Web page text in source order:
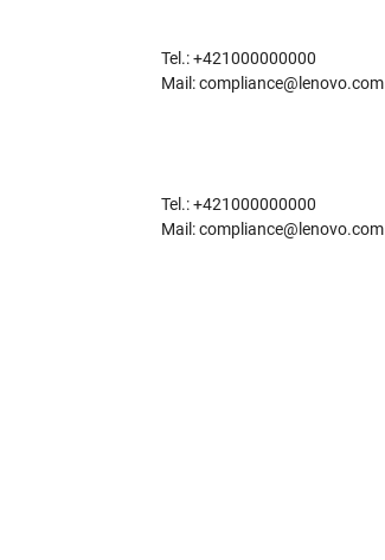
Tel.: +421000000000
Mail: compliance@lenovo.com
Tel.: +421000000000
Mail: compliance@lenovo.com